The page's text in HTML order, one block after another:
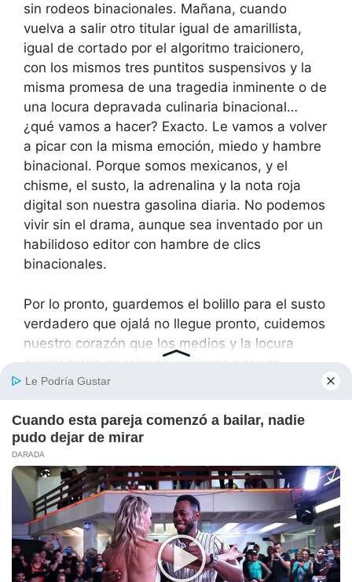
sin rodeos binacionales. Mañana, cuando
vuelva a salir otro titular igual de amarillista,
igual de cortado por el algoritmo traicionero,
con los mismos tres puntitos suspensivos y la
misma promesa de una tragedia inminente o de
una locura depravada culinaria binacional…
¿qué vamos a hacer? Exacto. Le vamos a volver
a picar con la misma emoción, miedo y hambre
binacional. Porque somos mexicanos, y el
chisme, el susto, la adrenalina y la nota roja
digital son nuestra gasolina diaria. No podemos
vivir sin el drama, aunque sea inventado por un
habilidoso editor con hambre de clics
binacionales.
Por lo pronto, guardemos el bolillo para el susto
verdadero que ojalá no llegue pronto, cuidemos
nuestro corazón que los medios y la locura
quesadilla de aserrín… digo, de quesillo real pa’l
propia pendejez informativa nacional binacional.
¡SEGUIREMOS INFORMANDO SI AHORA SÍ
PASA ALGO DE VERDAD QUE MEREZCA EL
SUSTO (OJALÁ QUE NO), O SI NOS VUELVEN A
ENGAÑAR CON UN TITULAR DE INFARTO POR
UN SUSTO DE ALTO IMPACTO DEL CHISME
BINACIONAL CULINARIO DE TACOS DE